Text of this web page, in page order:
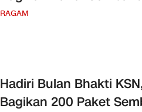
RAGAM
Hadiri Bulan Bhakti
Bagikan 200 Paket